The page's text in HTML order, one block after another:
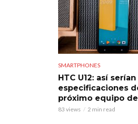
SMARTPHONES
HTC U12: así
especificaciones
próximo equipo de
83 views 2 min read